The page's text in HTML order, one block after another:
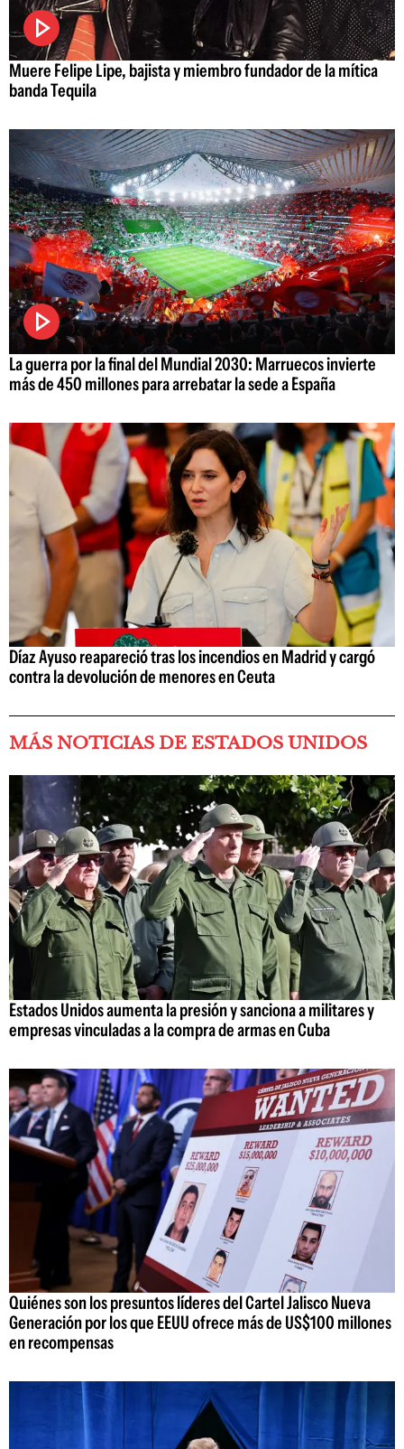
Muere Felipe Lipe, bajista y miembro fundador de la mítica
banda Tequila
La guerra por la final del Mundial 2030: Marruecos invierte
más de 450 millones para arrebatar la sede a España
Díaz Ayuso reapareció tras los incendios en Madrid y cargó
contra la devolución de menores en Ceuta
MÁS NOTICIAS DE ESTADOS UNIDOS
Estados Unidos aumenta la presión y sanciona a militares y
empresas vinculadas a la compra de armas en Cuba
Quiénes son los presuntos líderes del Cartel Jalisco Nueva
Generación por los que EEUU ofrece más de US$100 millones
en recompensas